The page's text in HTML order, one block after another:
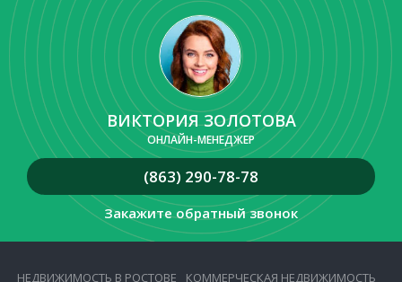
ВИКТОРИЯ ЗОЛОТОВА
ОНЛАЙН-МЕНЕДЖЕР
(863) 290-78-78
Закажите обратный звонок
НЕДВИЖИМОСТЬ В РОСТОВЕ КОММЕРЧЕСКАЯ НЕДВИЖИМОСТЬ